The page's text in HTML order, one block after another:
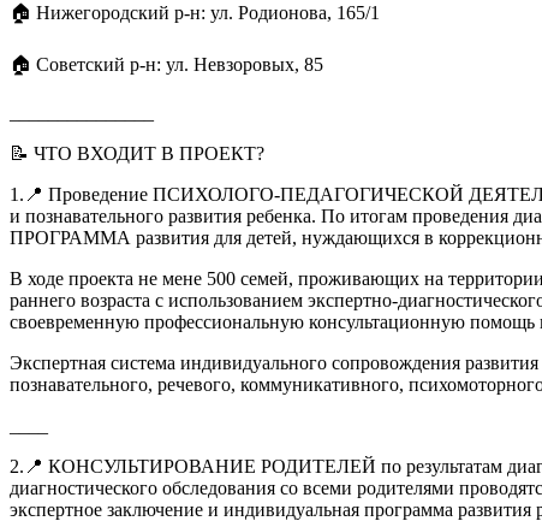
🏠 Нижегородский р-н: ул. Родионова, 165/1
🏠 Советский р-н: ул. Невзоровых, 85
📝 ЧТО ВХОДИТ В ПРОЕКТ?
1.📍 Проведение ПСИХОЛОГО-ПЕДАГОГИЧЕСКОЙ
и познавательного развития ребенка. По итогам
ПРОГРАММА развития для детей, нуждающихся в
В ходе проекта не мене 500 семей, проживающих на
раннего возраста с использованием экспертно-
своевременную профессиональную консультационную помощь
Экспертная система индивидуального сопровождения
познавательного, речевого, коммуникативного,
2.📍 КОНСУЛЬТИРОВАНИЕ РОДИТЕЛЕЙ по результатам
диагностического обследования со всеми родителями
экспертное заключение и индивидуальная программа